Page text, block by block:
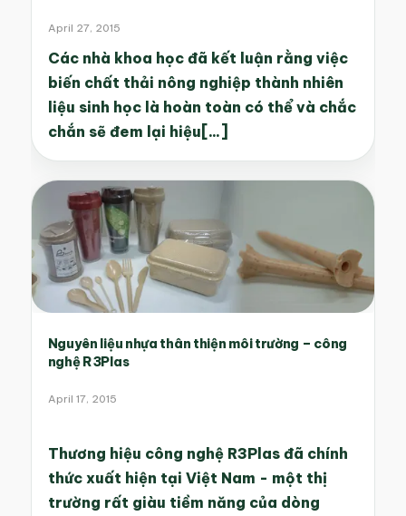
April 27, 2015
Các nhà khoa học đã kết luận rằng việc
biến chất thải nông nghiệp thành nhiên
liệu sinh học là hoàn toàn có thể và chắc
chắn sẽ đem lại hiệu[...]
Nguyên liệu nhựa thân thiện môi trường – công
nghệ R3Plas
April 17, 2015
Thương hiệu công nghệ R3Plas đã chính
thức xuất hiện tại Việt Nam - một thị
trường rất giàu tiềm năng của dòng